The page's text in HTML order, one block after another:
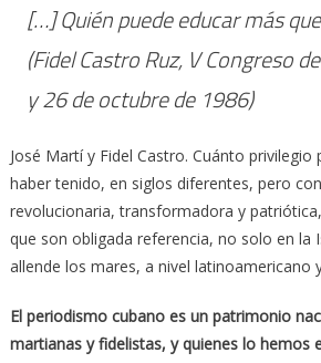
[…] Quién puede educar más
(Fidel Castro Ruz, V Congreso
y 26 de octubre de 1986)
José Martí y Fidel Castro. Cuánto
haber tenido, en siglos diferentes, pero
revolucionaria, transformadora y
que son obligada referencia, no solo en la
allende los mares, a nivel latinoamericano
El periodismo cubano es un patrimonio
martianas y fidelistas, y quienes lo